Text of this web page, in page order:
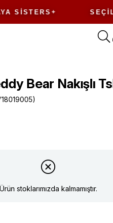
SEÇILI
Bear Nakışlı
Ürün stoklarımızda kalmamıştır.